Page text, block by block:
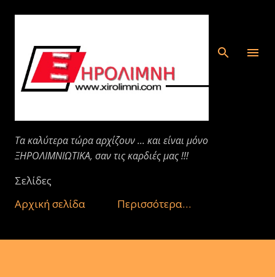
Μετάβαση στο κύριο περιεχόμενο
Τα καλύτερα τώρα αρχίζουν ... και είναι μόνο
ΞΗΡΟΛΙΜΝΙΩΤΙΚΑ, σαν τις καρδιές μας !!!
Σελίδες
Αρχική σελίδα
Περισσότερα…